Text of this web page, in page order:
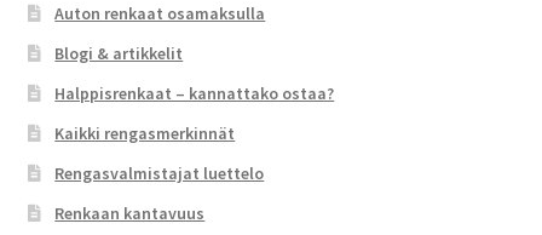
Auton renkaat osamaksulla
Blogi & artikkelit
Halppisrenkaat – kannattako ostaa?
Kaikki rengasmerkinnät
Rengasvalmistajat luettelo
Renkaan kantavuus